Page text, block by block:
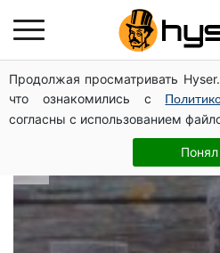
Продолжая просматривать
что ознакомились с
согласны с использованием
Понял
В які дати народжуються
чоловіки: краще одразу
щоб потім не страждати